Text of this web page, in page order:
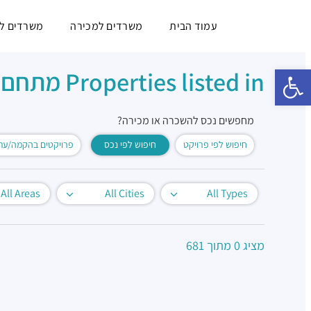
פתח סרגל נגישות
עמוד הבית משרדים למכירה משרדים
Properties listed in מתחם ה 1000
מחפשים נכס להשכרה או מכירה?
חיפוש לפי פרויקט חיפוש לפי נכס פרויקטים בהקמה/
All Types
All Cities
All Areas
מציג 0 מתוך 681